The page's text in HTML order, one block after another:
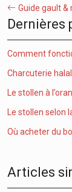
Guide gault &
Dernières
Comment
Charcuterie
Le stollen à
Le stollen
Où acheter du
Articles